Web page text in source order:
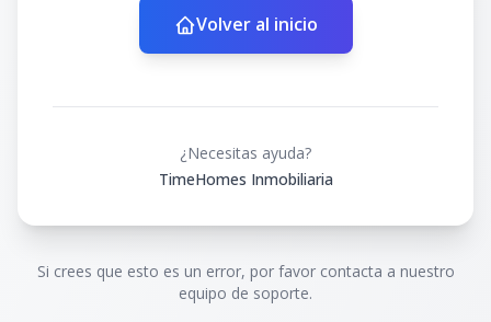
Volver al inicio
¿Necesitas ayuda?
TimeHomes Inmobiliaria
Si crees que esto es un error, por favor contacta a nuestro
equipo de soporte.